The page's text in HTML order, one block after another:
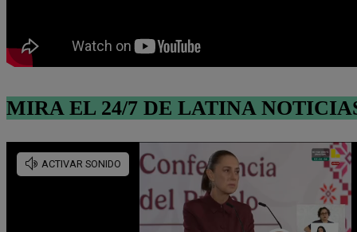
MIRA EL 24/7 DE LATINA